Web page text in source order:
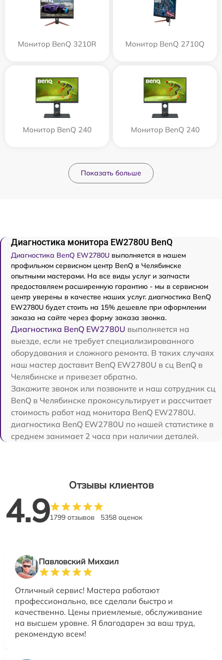
Монитор BenQ 3210R Монитор BenQ 2710Q
Монитор BenQ 240 Монитор BenQ 240
Показать больше
Диагностика монитора EW2780U BenQ
Диагностика BenQ EW2780U выполняется в нашем
профильном сервисном центр BenQ в Челябинске
опытными мастерами. На все виды услуг и запчасти
предоставляем расширенную гарантию - мы в сервисном
центр уверены в качестве наших услуг. диагностика BenQ
EW2780U будет стоить на 15% дешевле при оформлении
заказа на сайте через форму заказа звонка.
Диагностика BenQ EW2780U выполняется на
выезде, если не требует специализированного
оборудования и сложного ремонта. В таких случаях
наш мастер доставит BenQ EW2780U в сц BenQ в
Челябинске и привезет обратно.
Закажите звонок или позвоните и наш сотрудник сц
BenQ в Челябинске проконсультирует и рассчитает
стоимость работ над монитора BenQ EW2780U.
диагностика BenQ EW2780U по нашей статистике в
среднем занимает 2 часа при наличии деталей.
Отзывы клиентов
4.91799 отзывов 5358 оценок
Павловский Михаил
Отличный сервис! Мастера работают
профессионально, все сделали быстро и
качественно. Цены приемлемые, обслуживание
на высшем уровне. Я благодарен за ваш труд,
рекомендую всем!